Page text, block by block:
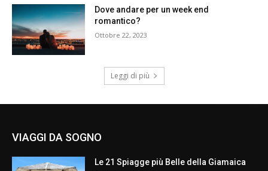
Dove andare per un week end
romantico?
Ottobre 22, 2023
Leggi di più
VIAGGI DA SOGNO
Le 21 Spiagge più Belle della Giamaica